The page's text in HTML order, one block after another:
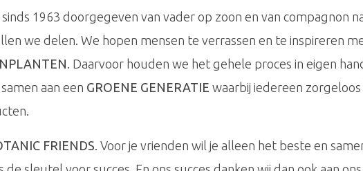
1963 doorgegeven van vader op zoon en van compagnon
we delen. We hopen mensen te verrassen en te inspireren
. Daarvoor houden we het gehele proces in eigen
aan een GROENE GENERATIE waarbij iedereen zorgeloos
FRIENDS. Voor je vrienden wil je alleen het beste en